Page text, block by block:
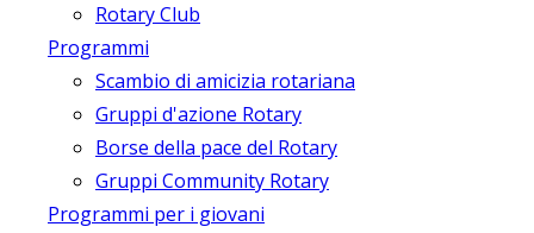
Rotary Club
Programmi
Scambio di amicizia rotariana
Gruppi d'azione Rotary
Borse della pace del Rotary
Gruppi Community Rotary
Programmi per i giovani